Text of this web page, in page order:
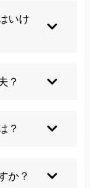
ともありま
は早めの受診
いけ
。痛みが強い
作は控えまし
？
ある場合は控
？
状を伴う場合
か？